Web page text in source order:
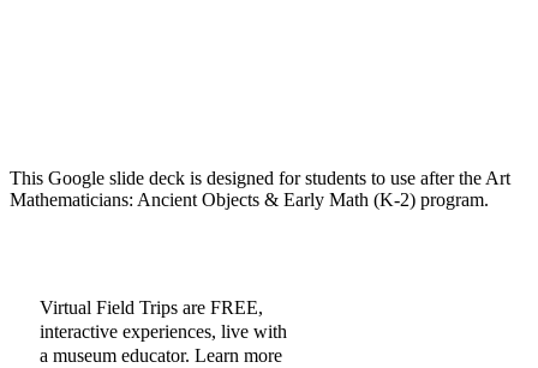
This Google slide deck is designed for students to use after the Art
Mathematicians: Ancient Objects & Early Math (K-2) program.
Virtual Field Trips are FREE,
interactive experiences, live with
a museum educator. Learn more